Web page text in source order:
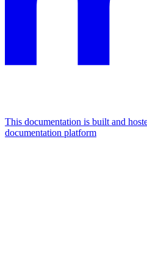
This documentation is built and
documentation platform